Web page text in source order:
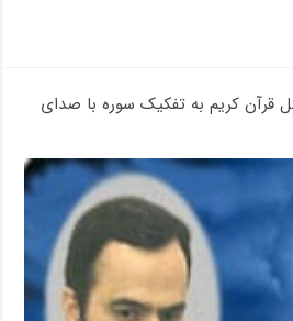
کل قرآن کریم به تفکیک سوره با صدای